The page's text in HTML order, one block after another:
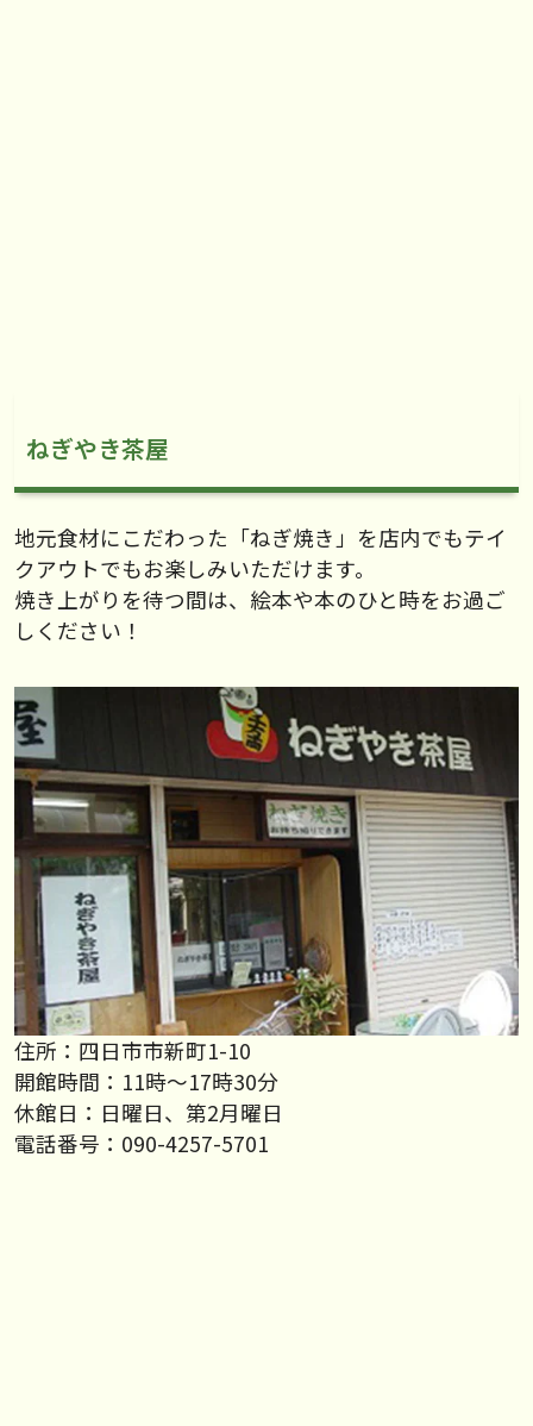
ねぎやき茶屋
地元食材にこだわった「ねぎ焼き」を店内でもテイ
クアウトでもお楽しみいただけます。
焼き上がりを待つ間は、絵本や本のひと時をお過ご
しください！
住所：四日市市新町1-10
開館時間：11時～17時30分
休館日：日曜日、第2月曜日
電話番号：090-4257-5701